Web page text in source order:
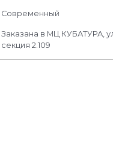
Современный
Заказана в МЦ КУБАТУРА,
секция 2.109